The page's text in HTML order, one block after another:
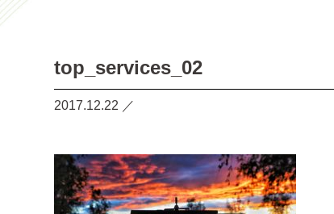
top_services_02
2017.12.22 ／